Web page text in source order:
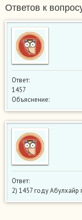
Ответов к
Ответ:
1457
Объяснение:
Ответ:
2) 1457 году